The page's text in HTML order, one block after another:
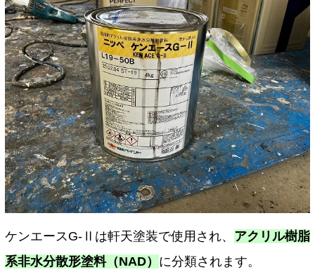
ケンエースG-Ⅱは軒天塗装で使用され、 アクリル樹脂
系非水分散形塗料（NAD） に分類されます。